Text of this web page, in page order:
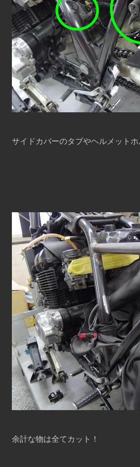
サイドカバーのタブやヘルメットホ
余計な物は全てカット！